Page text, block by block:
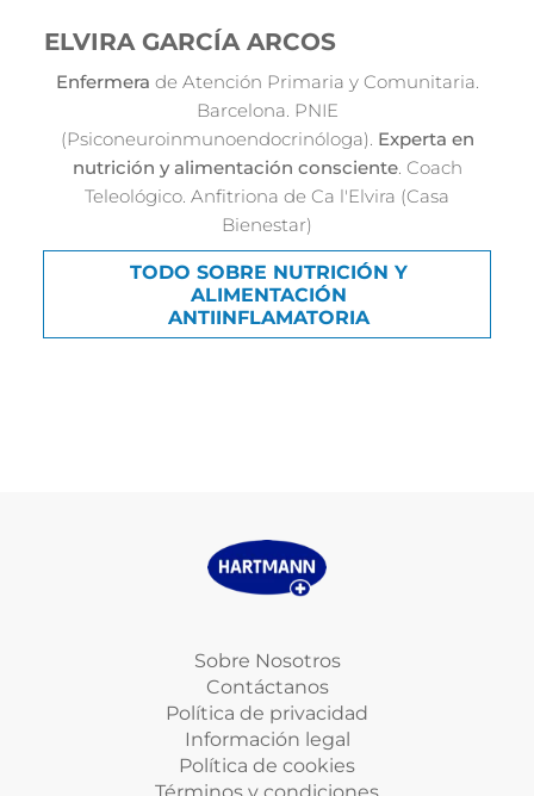
ELVIRA GARCÍA ARCOS
Enfermera de Atención Primaria y Comunitaria.
Barcelona. PNIE
(Psiconeuroinmunoendocrinóloga). Experta en
nutrición y alimentación consciente. Coach
Teleológico. Anfitriona de Ca l'Elvira (Casa
Bienestar)
TODO SOBRE NUTRICIÓN Y
ALIMENTACIÓN
ANTIINFLAMATORIA
Sobre Nosotros
Contáctanos
Política de privacidad
Información legal
Política de cookies